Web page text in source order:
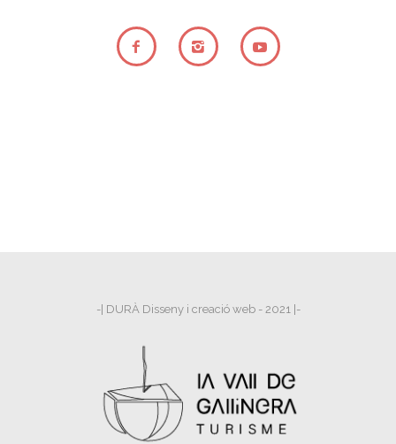
-| DURÀ Disseny i creació web - 2021 |-